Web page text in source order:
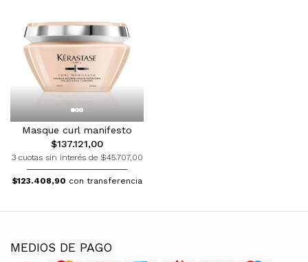
Masque curl manifesto
$137.121,00
3 cuotas sin interés de $45.707,00
$123.408,90 con transferencia
MEDIOS DE PAGO